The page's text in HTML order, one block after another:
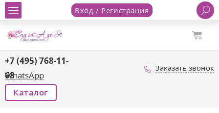
Вход / Регистрация
+7 (495) 768-11-
68
WhatsApp
Заказать звонок
Каталог